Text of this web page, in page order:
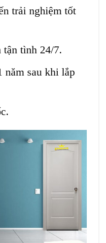
trải nghiệm tốt
tận tình 24/7.
năm sau khi lắp